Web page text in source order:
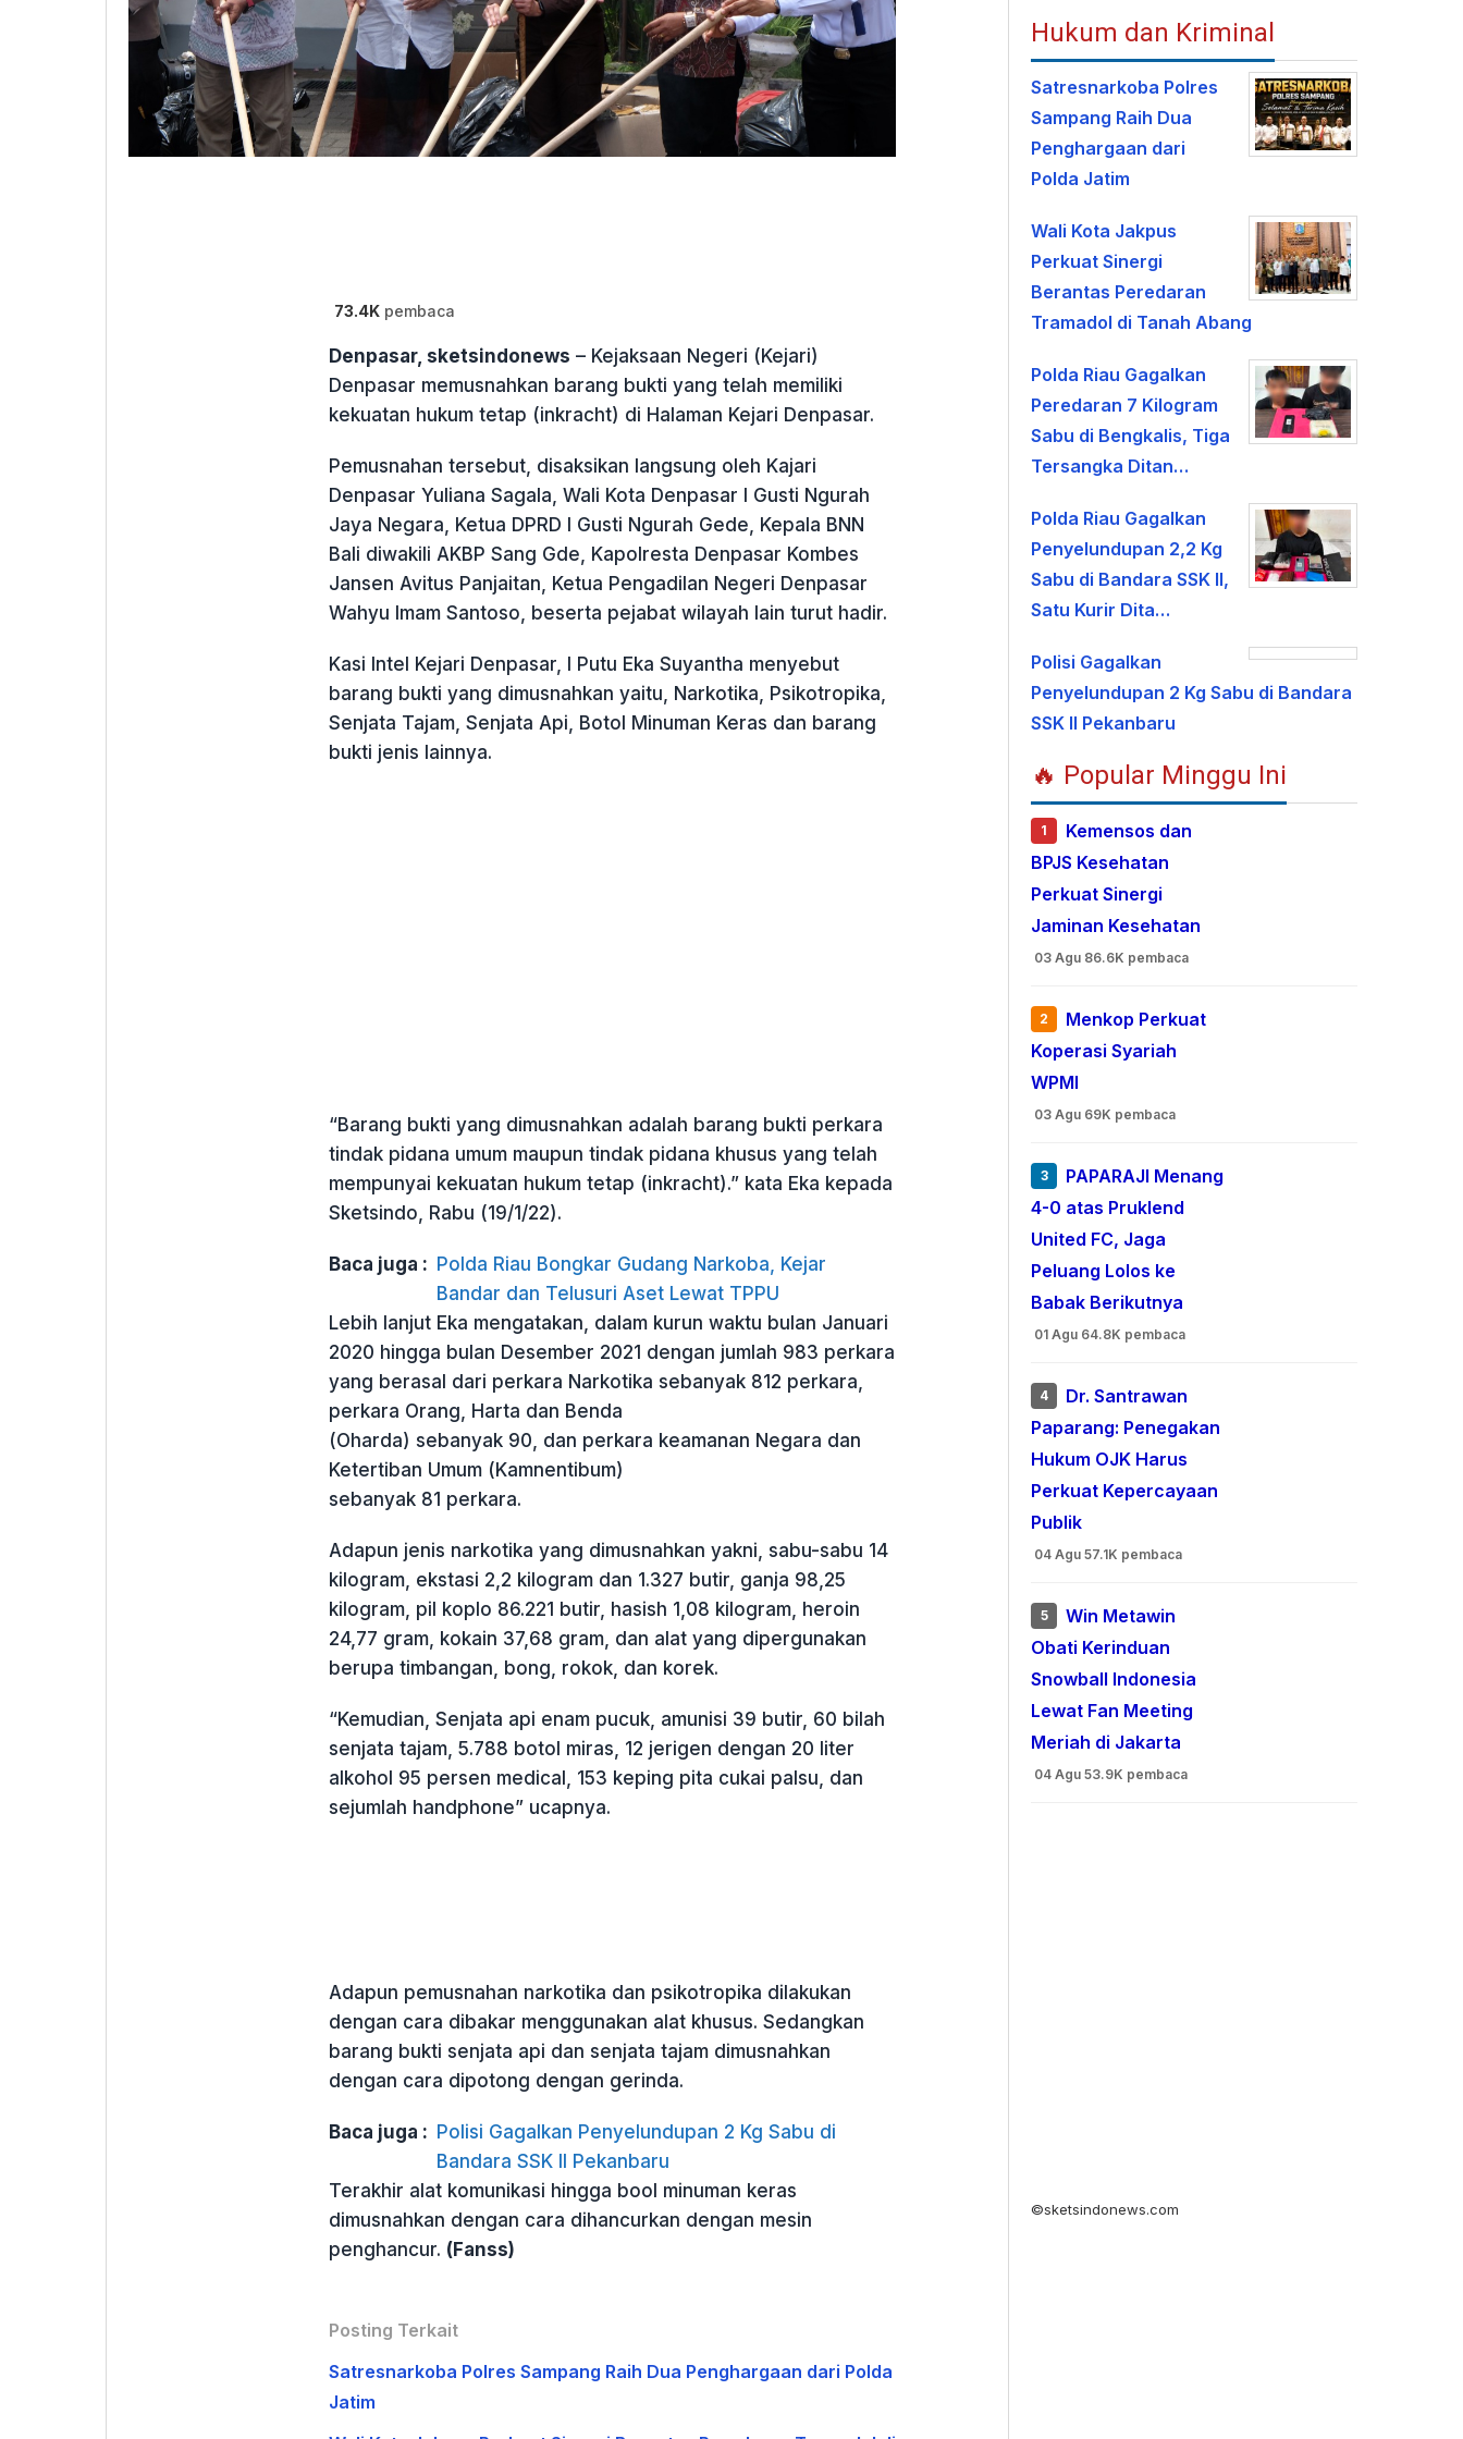
73.4Kpembaca
Denpasar, sketsindonews – Kejaksaan Negeri (Kejari)
Denpasar memusnahkan barang bukti yang telah memiliki
kekuatan hukum tetap (inkracht) di Halaman Kejari Denpasar.
Pemusnahan tersebut, disaksikan langsung oleh Kajari
Denpasar Yuliana Sagala, Wali Kota Denpasar I Gusti Ngurah
Jaya Negara, Ketua DPRD I Gusti Ngurah Gede, Kepala BNN
Bali diwakili AKBP Sang Gde, Kapolresta Denpasar Kombes
Jansen Avitus Panjaitan, Ketua Pengadilan Negeri Denpasar
Wahyu Imam Santoso, beserta pejabat wilayah lain turut hadir.
Kasi Intel Kejari Denpasar, I Putu Eka Suyantha menyebut
barang bukti yang dimusnahkan yaitu, Narkotika, Psikotropika,
Senjata Tajam, Senjata Api, Botol Minuman Keras dan barang
bukti jenis lainnya.
“Barang bukti yang dimusnahkan adalah barang bukti perkara
tindak pidana umum maupun tindak pidana khusus yang telah
mempunyai kekuatan hukum tetap (inkracht).” kata Eka kepada
Sketsindo, Rabu (19/1/22).
Baca juga : Polda Riau Bongkar Gudang Narkoba, Kejar
Bandar dan Telusuri Aset Lewat TPPU
Lebih lanjut Eka mengatakan, dalam kurun waktu bulan Januari
2020 hingga bulan Desember 2021 dengan jumlah 983 perkara
yang berasal dari perkara Narkotika sebanyak 812 perkara,
perkara Orang, Harta dan Benda
(Oharda) sebanyak 90, dan perkara keamanan Negara dan
Ketertiban Umum (Kamnentibum)
sebanyak 81 perkara.
Adapun jenis narkotika yang dimusnahkan yakni, sabu-sabu 14
kilogram, ekstasi 2,2 kilogram dan 1.327 butir, ganja 98,25
kilogram, pil koplo 86.221 butir, hasish 1,08 kilogram, heroin
24,77 gram, kokain 37,68 gram, dan alat yang dipergunakan
berupa timbangan, bong, rokok, dan korek.
“Kemudian, Senjata api enam pucuk, amunisi 39 butir, 60 bilah
senjata tajam, 5.788 botol miras, 12 jerigen dengan 20 liter
alkohol 95 persen medical, 153 keping pita cukai palsu, dan
sejumlah handphone” ucapnya.
Adapun pemusnahan narkotika dan psikotropika dilakukan
dengan cara dibakar menggunakan alat khusus. Sedangkan
barang bukti senjata api dan senjata tajam dimusnahkan
dengan cara dipotong dengan gerinda.
Baca juga : Polisi Gagalkan Penyelundupan 2 Kg Sabu di
Bandara SSK II Pekanbaru
Terakhir alat komunikasi hingga bool minuman keras
dimusnahkan dengan cara dihancurkan dengan mesin
penghancur. (Fanss)
Posting Terkait
Satresnarkoba Polres Sampang Raih Dua Penghargaan dari Polda
Jatim
Hukum dan Kriminal
Satresnarkoba Polres
Sampang Raih Dua
Penghargaan dari
Polda Jatim
Wali Kota Jakpus
Perkuat Sinergi
Berantas Peredaran
Tramadol di Tanah Abang
Polda Riau Gagalkan
Peredaran 7 Kilogram
Sabu di Bengkalis, Tiga
Tersangka Ditan…
Polda Riau Gagalkan
Penyelundupan 2,2 Kg
Sabu di Bandara SSK II,
Satu Kurir Dita…
Polisi Gagalkan
Penyelundupan 2 Kg Sabu di Bandara
SSK II Pekanbaru
🔥 Popular Minggu Ini
1
Kemensos dan
BPJS Kesehatan
Perkuat Sinergi
Jaminan Kesehatan
03 Agu 86.6K pembaca
2
Menkop Perkuat
Koperasi Syariah
WPMI
03 Agu 69K pembaca
3
PAPARAJI Menang
4-0 atas Pruklend
United FC, Jaga
Peluang Lolos ke
Babak Berikutnya
01 Agu 64.8K pembaca
4
Dr. Santrawan
Paparang: Penegakan
Hukum OJK Harus
Perkuat Kepercayaan
Publik
04 Agu 57.1K pembaca
5
Win Metawin
Obati Kerinduan
Snowball Indonesia
Lewat Fan Meeting
Meriah di Jakarta
04 Agu 53.9K pembaca
©sketsindonews.com